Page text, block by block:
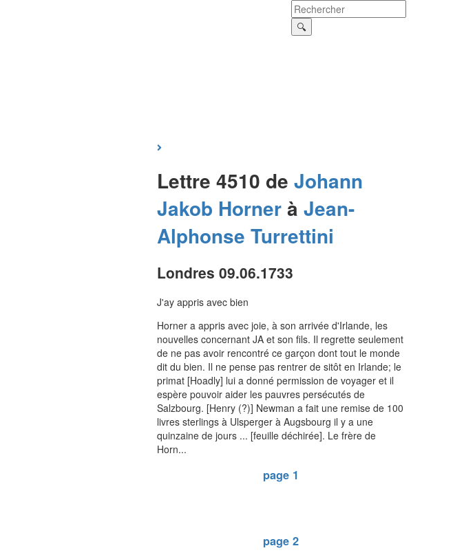
Lettre 4510 de Johann
Jakob Hornerà Jean-
Alphonse Turrettini
Londres 09.06.1733
J'ay appris avec bien
Horner a appris avec joie, à son arrivée d'Irlande, les
nouvelles concernant JA et son fils. Il regrette seulement
de ne pas avoir rencontré ce garçon dont tout le monde
dit du bien. Il ne pense pas rentrer de sitôt en Irlande; le
primat [Hoadly] lui a donné permission de voyager et il
espère pouvoir aider les pauvres persécutés de
Salzbourg. [Henry (?)] Newman a fait une remise de 100
livres sterlings à Ulsperger à Augsbourg il y a une
quinzaine de jours ... [feuille déchirée]. Le frère de
Horn...
page 1
page 2